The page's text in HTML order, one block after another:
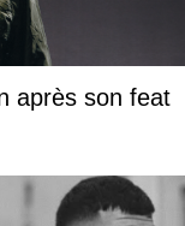
après son feat